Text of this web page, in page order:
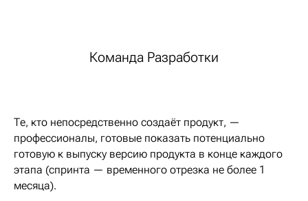
Команда Разработки
Те, кто непосредственно создаёт продукт, —
профессионалы, готовые показать потенциально
готовую к выпуску версию продукта в конце каждого
этапа (спринта — временного отрезка не более 1
месяца).